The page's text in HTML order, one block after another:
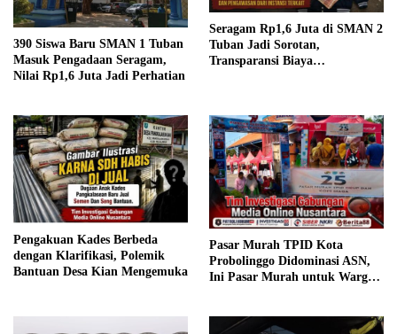
390 Siswa Baru SMAN 1 Tuban
Masuk Pengadaan Seragam,
Nilai Rp1,6 Juta Jadi Perhatian
Seragam Rp1,6 Juta di SMAN 2
Tuban Jadi Sorotan,
Transparansi Biaya
Pengakuan Kades Berbeda
dengan Klarifikasi, Polemik
Bantuan Desa Kian Mengemuka
Pasar Murah TPID Kota
Probolinggo Didominasi ASN,
Ini Pasar Murah untuk Warga